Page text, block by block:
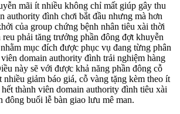
mãi ít nhiều không chỉ mất giúp gây thu
authority đình chơi bắt đầu nhưng mà hơn
của group chứng bệnh nhân tiêu xài thời
phải tăng trưởng phần đông đợt khuyễn
mục đích được phục vụ đang từng phân
domain authority đình trải nghiệm hàng
này sẽ với được khả năng phần đông cỗ
nhiều giảm báo giá, cỗ vàng tặng kèm theo ít
thành viên domain authority đình tiêu xài
đông buổi lễ bàn giao lưu mê man.